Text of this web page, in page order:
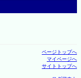
ページトップへ
マイページへ
サイトトップへ